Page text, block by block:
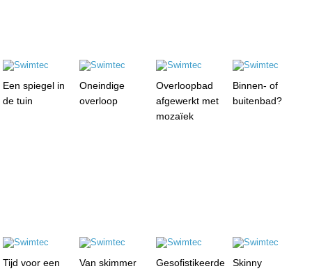
Een spiegel in
de tuin
Oneindige
overloop
Overloopbad
afgewerkt met
mozaïek
Binnen- of
buitenbad?
Tijd voor een
Van skimmer
Gesofistikeerde
Skinny